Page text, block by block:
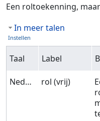
Ga naar:navigatie,
Een roltoekenning,
In meer talen
Instellen
Taal Label
Nederlands
rol (vrij)